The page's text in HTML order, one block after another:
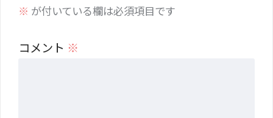
※ が付いている欄は必須項目です
コメント ※